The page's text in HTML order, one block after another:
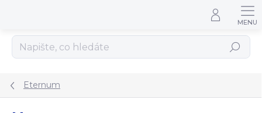
Hledat
Eternum